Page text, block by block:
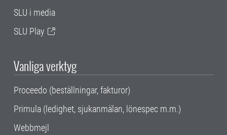
SLU i media
SLU Play
Vanliga verktyg
Proceedo (beställningar, fakturor)
Primula (ledighet, sjukanmälan, lönespec m.m.)
Webbmejl